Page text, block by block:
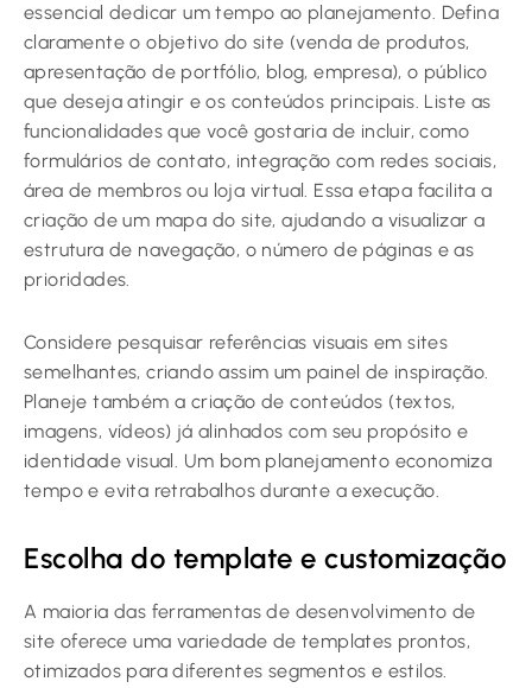
essencial dedicar um tempo ao planejamento. Defina
claramente o objetivo do site (venda de produtos,
apresentação de portfólio, blog, empresa), o público
que deseja atingir e os conteúdos principais. Liste as
funcionalidades que você gostaria de incluir, como
formulários de contato, integração com redes sociais,
área de membros ou loja virtual. Essa etapa facilita a
criação de um mapa do site, ajudando a visualizar a
estrutura de navegação, o número de páginas e as
prioridades.
Considere pesquisar referências visuais em sites
semelhantes, criando assim um painel de inspiração.
Planeje também a criação de conteúdos (textos,
imagens, vídeos) já alinhados com seu propósito e
identidade visual. Um bom planejamento economiza
tempo e evita retrabalhos durante a execução.
Escolha do template e customização
A maioria das ferramentas de desenvolvimento de
site oferece uma variedade de templates prontos,
otimizados para diferentes segmentos e estilos.